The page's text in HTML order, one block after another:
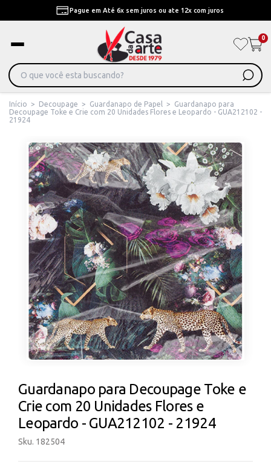
Pague em Até 6x sem juros ou ate 12x com juros
0
Início > Decoupage > Guardanapo de Papel >
Guardanapo para
Decoupage Toke e Crie com 20 Unidades Flores e Leopardo - GUA212102 -
21924
Guardanapo para Decoupage Toke e
Crie com 20 Unidades Flores e
Leopardo - GUA212102 - 21924
Sku. 182504